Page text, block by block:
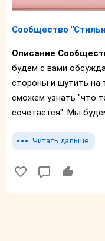
Сообщество
Описание
будем с вами
стороны и шутить на
сможем узнать "что
сочетается". Мы
Читать дальше